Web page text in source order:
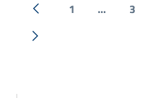
« Precedente
1 ... 3
Successiva »